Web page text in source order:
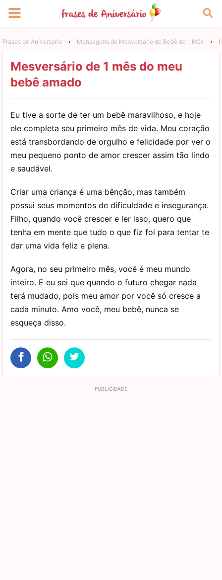
Frases de Aniversário › Mensagens de Mesversário de Bebê de 1 Mês ›
Mesversário de 1 mês do meu
bebê amado
Eu tive a sorte de ter um bebê maravilhoso, e hoje
ele completa seu primeiro mês de vida. Meu coração
está transbordando de orgulho e felicidade por ver o
meu pequeno ponto de amor crescer assim tão lindo
e saudável.
Criar uma criança é uma bênção, mas também
possui seus momentos de dificuldade e insegurança.
Filho, quando você crescer e ler isso, quero que
tenha em mente que tudo o que fiz foi para tentar te
dar uma vida feliz e plena.
Agora, no seu primeiro mês, você é meu mundo
inteiro. E eu sei que quando o futuro chegar nada
terá mudado, pois meu amor por você só cresce a
cada minuto. Amo você, meu bebê, nunca se
esqueça disso.